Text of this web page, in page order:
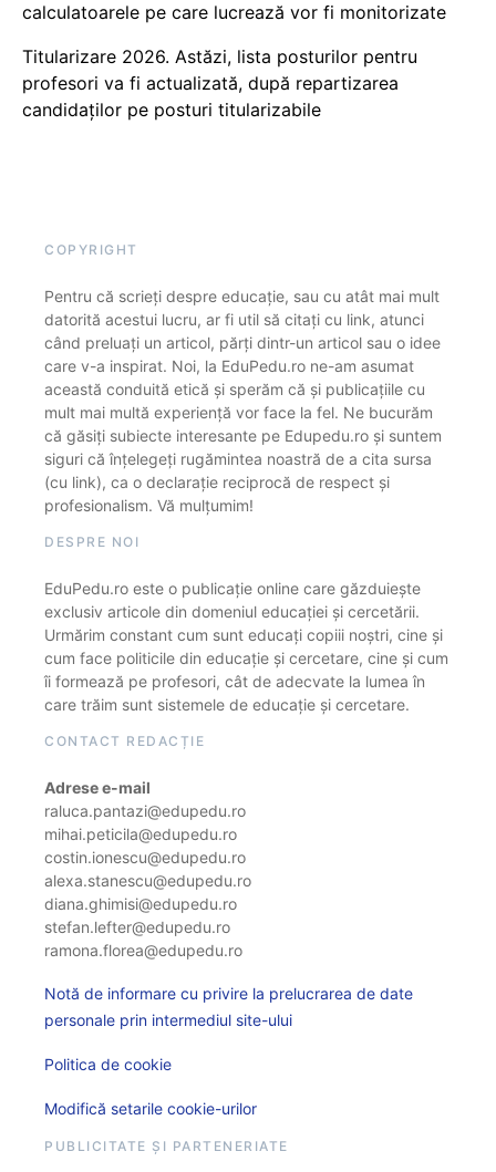
calculatoarele pe care lucrează vor fi monitorizate
Titularizare 2026. Astăzi, lista posturilor pentru
profesori va fi actualizată, după repartizarea
candidaților pe posturi titularizabile
COPYRIGHT
Pentru că scrieți despre educație, sau cu atât mai mult
datorită acestui lucru, ar fi util să citați cu link, atunci
când preluați un articol, părți dintr-un articol sau o idee
care v-a inspirat. Noi, la EduPedu.ro ne-am asumat
această conduită etică și sperăm că și publicațiile cu
mult mai multă experiență vor face la fel. Ne bucurăm
că găsiți subiecte interesante pe Edupedu.ro și suntem
siguri că înțelegeți rugămintea noastră de a cita sursa
(cu link), ca o declarație reciprocă de respect și
profesionalism. Vă mulțumim!
DESPRE NOI
EduPedu.ro este o publicație online care găzduiește
exclusiv articole din domeniul educației și cercetării.
Urmărim constant cum sunt educați copiii noștri, cine și
cum face politicile din educație și cercetare, cine și cum
îi formează pe profesori, cât de adecvate la lumea în
care trăim sunt sistemele de educație și cercetare.
CONTACT REDACȚIE
Adrese e-mail
raluca.pantazi@edupedu.ro
mihai.peticila@edupedu.ro
costin.ionescu@edupedu.ro
alexa.stanescu@edupedu.ro
diana.ghimisi@edupedu.ro
stefan.lefter@edupedu.ro
ramona.florea@edupedu.ro
Notă de informare cu privire la prelucrarea de date
personale prin intermediul site-ului
Politica de cookie
Modifică setarile cookie-urilor
PUBLICITATE ȘI PARTENERIATE